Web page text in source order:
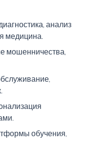
анализ
медицина.
мошенничества,
обучения,